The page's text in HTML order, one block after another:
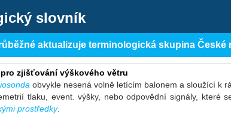
slovník
aktualizuje terminologická skupina
zjišťování výškového větru
obvykle nesená volně letícím balonem a sloužící k
tlaku, event. výšky, nebo odpovědní signály, které
prostředky.